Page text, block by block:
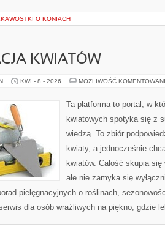
O KONIACH
KWIATÓW
KWI - 8 - 2026 MOŻLIWOŚĆ
Ta platforma to portal, w
kwiatowych spotyka się z
wiedzą. To zbiór
kwiaty, a jednocześnie
kwiatów. Całość skupia
ale nie zamyka się
pielęgnacyjnych o roślinach,
dla osób wrażliwych na piękno, gdzie